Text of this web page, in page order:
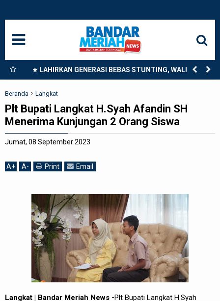
LAHIRKAN GENERASI BEBAS STUNTING, WALI KOTA
TEBING TINGGI DORONG OPTIMALISASI SP3 CATIN
Beranda Langkat
Plt Bupati Langkat H.Syah Afandin SH
Menerima Kunjungan 2 Orang Siswa
Jumat, 08 September 2023
A+ A- Print Email
Langkat | Bandar Meriah News -Plt Bupati Langkat H.Syah
NASIONAL
SUMUT
LANGKAT
ACEH
BISNIS
ADVETORIAL
REDAKSI